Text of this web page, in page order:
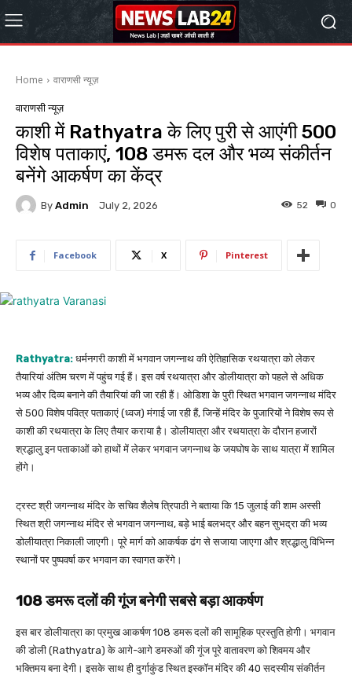
Home वाराणसी न्यूज़
वाराणसी न्यूज़
काशी में Rathyatra के लिए पुरी से आएंगी 500
विशेष पताकाएं, 108 डमरू दल और भव्य संकीर्तन
बनेंगे आकर्षण का केंद्र
By Admin July 2, 2026 0
52
Facebook X Pinterest
Rathyatra: धर्मनगरी काशी में भगवान जगन्नाथ की ऐतिहासिक रथयात्रा को लेकर
तैयारियां अंतिम चरण में पहुंच गई हैं। इस वर्ष रथयात्रा और डोलीयात्रा को पहले से अधिक
भव्य और दिव्य बनाने की तैयारियां की जा रही हैं। ओडिशा के पुरी स्थित भगवान जगन्नाथ मंदिर
से 500 विशेष पवित्र पताकाएं (ध्वज) मंगाई जा रही हैं, जिन्हें मंदिर के पुजारियों ने विशेष रूप से
काशी की रथयात्रा के लिए तैयार कराया है। डोलीयात्रा और रथयात्रा के दौरान हजारों
श्रद्धालु इन पताकाओं को हाथों में लेकर भगवान जगन्नाथ के जयघोष के साथ यात्रा में शामिल
होंगे।
ट्रस्ट श्री जगन्नाथ मंदिर के सचिव शैलेष त्रिपाठी ने बताया कि 15 जुलाई की शाम अस्सी
स्थित श्री जगन्नाथ मंदिर से भगवान जगन्नाथ, बड़े भाई बलभद्र और बहन सुभद्रा की भव्य
डोलीयात्रा निकाली जाएगी। पूरे मार्ग को आकर्षक ढंग से सजाया जाएगा और श्रद्धालु विभिन्न
स्थानों पर पुष्पवर्षा कर भगवान का स्वागत करेंगे।
108 डमरू दलों की गूंज बनेगी सबसे बड़ा आकर्षण
इस बार डोलीयात्रा का प्रमुख आकर्षण 108 डमरू दलों की सामूहिक प्रस्तुति होगी। भगवान
की डोली (Rathyatra) के आगे-आगे डमरुओं की गूंज पूरे वातावरण को शिवमय और
भक्तिमय बना देगी। इसके साथ ही दुर्गाकुंड स्थित इस्कॉन मंदिर की 40 सदस्यीय संकीर्तन